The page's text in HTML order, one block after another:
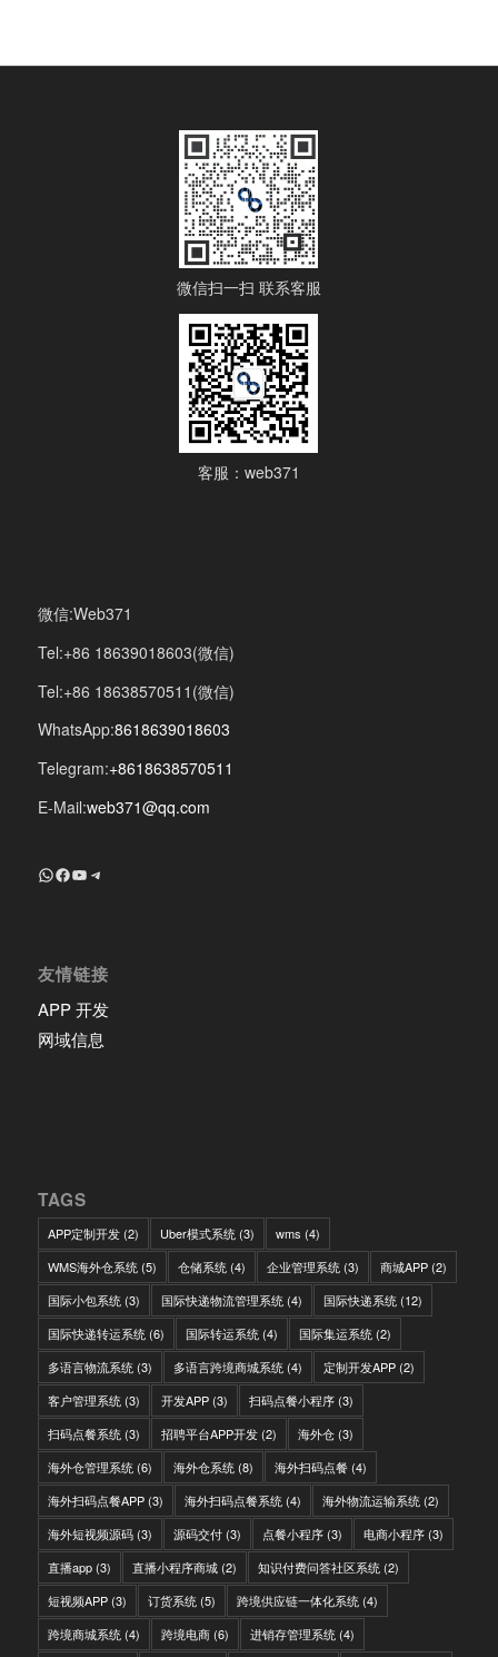
微信扫一扫 联系客服
客服：web371
微信:Web371
Tel:+86 18639018603(微信)
Tel:+86 18638570511(微信)
WhatsApp:8618639018603
Telegram:+8618638570511
E-Mail:web371@qq.com
+8618639018603
Facebook
YouTube
Telegram
友情链接
APP 开发
网域信息
TAGS
APP定制开发(2) Uber模式系统(3) wms (4)
WMS海外仓系统(5) 仓储系统(4) 企业管理系统(3) 商城APP(2)
国际小包系统(3) 国际快递物流管理系统(4) 国际快递系统(12)
国际快递转运系统(6) 国际转运系统(4) 国际集运系统(2)
多语言物流系统(3) 多语言跨境商城系统(4) 定制开发APP(2)
客户管理系统(3) 开发APP(3) 扫码点餐小程序(3)
扫码点餐系统(3) 招聘平台APP开发(2) 海外仓(3)
海外仓管理系统(6) 海外仓系统(8) 海外扫码点餐(4)
海外扫码点餐APP(3) 海外扫码点餐系统(4) 海外物流运输系统(2)
海外短视频源码(3) 源码交付(3) 点餐小程序(3) 电商小程序(3)
直播app(3) 直播小程序商城(2) 知识付费问答社区系统(2)
短视频APP(3) 订货系统(5) 跨境供应链一体化系统(4)
跨境商城系统(4) 跨境电商(6) 进销存管理系统(4)